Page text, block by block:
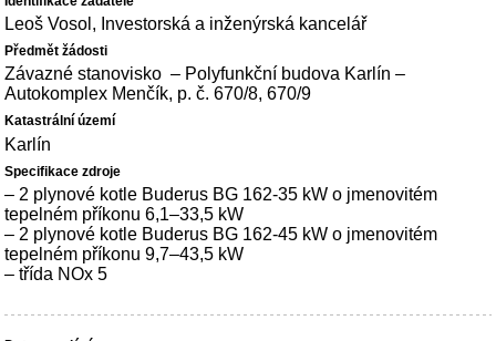
Leoš Vosol, Investorská a inženýrská kancelář
Závazné stanovisko – Polyfunkční budova Karlín –
Autokomplex Menčík, p. č. 670/8, 670/9
Karlín
– 2 plynové kotle Buderus BG 162-35 kW o jmenovitém
tepelném příkonu 6,1–33,5 kW
– 2 plynové kotle Buderus BG 162-45 kW o jmenovitém
tepelném příkonu 9,7–43,5 kW
– třída NOx 5